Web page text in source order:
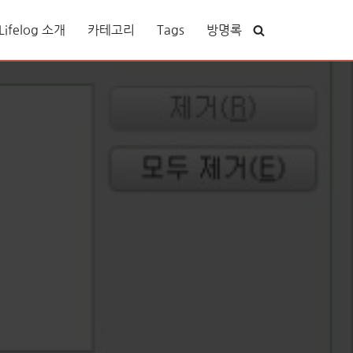
소개 카테고리 Tags 방명록